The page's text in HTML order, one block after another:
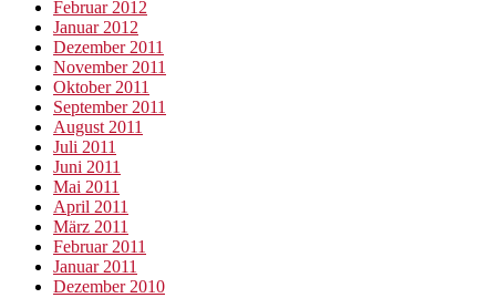
Februar 2012
Januar 2012
Dezember 2011
November 2011
Oktober 2011
September 2011
August 2011
Juli 2011
Juni 2011
Mai 2011
April 2011
März 2011
Februar 2011
Januar 2011
Dezember 2010